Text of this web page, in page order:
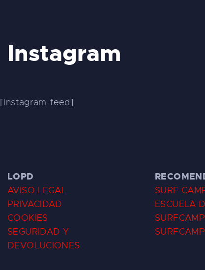
Instagram
[instagram-feed]
LOPD
AVISO LEGAL
PRIVACIDAD
COOKIES
SEGURIDAD Y
DEVOLUCIONES
SURF
ESCUELA